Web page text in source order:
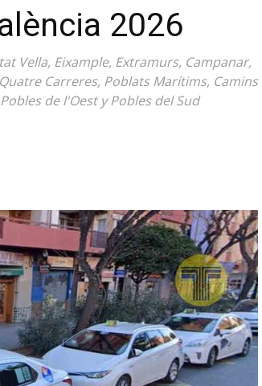
2026
Vella, Eixample, Extramurs, Campanar,
Carreres, Poblats Marítims, Camins
de l'Oest y Pobles del Sud